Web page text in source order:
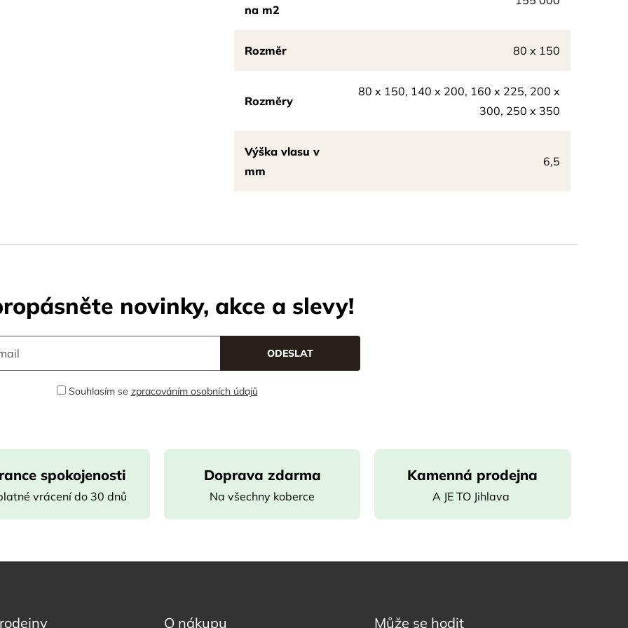
na m2
Rozměr 80 x 150
Rozměry
80 x 150, 140 x 200, 160 x 225, 200 x
300, 250 x 350
Výška vlasu v
mm
6,5
novinky, akce a slevy!
Souhlasím se zpracováním osobních údajů
spokojenosti
vrácení do 30 dnů
Doprava zdarma
Na všechny koberce
Kamenná prodejna
A JE TO Jihlava
O nákupu Může se hodit